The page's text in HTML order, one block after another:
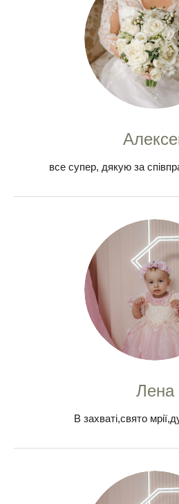
все супер, дякую за
Лена
В захваті,свято